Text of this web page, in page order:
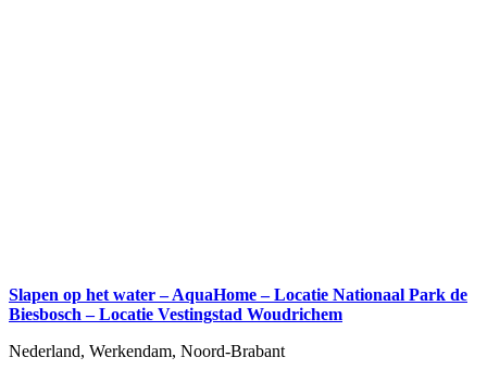
Slapen op het water – AquaHome – Locatie Nationaal Park de
Biesbosch – Locatie Vestingstad Woudrichem
Nederland, Werkendam, Noord-Brabant